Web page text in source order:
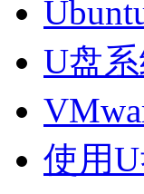
U盘
使用